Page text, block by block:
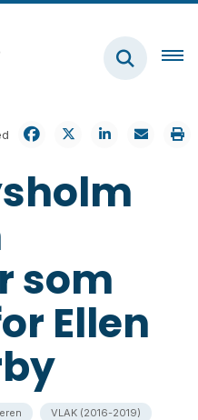
som
Ellen
VLAK (2016-2019)